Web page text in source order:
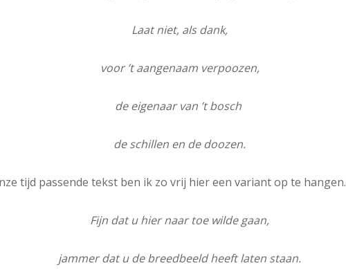
Laat niet, als dank,
voor ’t aangenaam verpoozen,
de eigenaar van ’t bosch
de schillen en de doozen.
tijd passende tekst ben ik zo vrij hier een variant op te hangen.
Fijn dat u hier naar toe wilde gaan,
jammer dat u de breedbeeld heeft laten staan.